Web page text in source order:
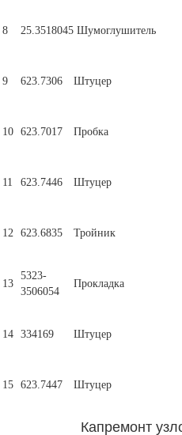
8 25.3518045 Шумоглушитель
9 623.7306 Штуцер
10 623.7017 Пробка
11 623.7446 Штуцер
12 623.6835 Тройник
13
5323-
3506054
Прокладка
14 334169 Штуцер
15 623.7447 Штуцер
Капремонт